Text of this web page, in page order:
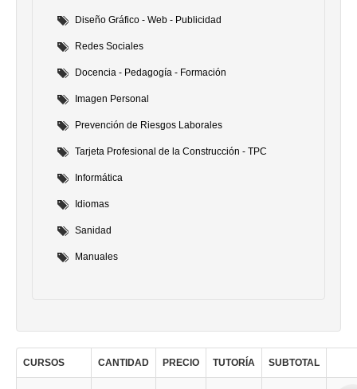
Diseño Gráfico - Web - Publicidad
Redes Sociales
Docencia - Pedagogía - Formación
Imagen Personal
Prevención de Riesgos Laborales
Tarjeta Profesional de la Construcción - TPC
Informática
Idiomas
Sanidad
Manuales
CURSOS CANTIDAD PRECIO TUTORÍA SUBTOTAL